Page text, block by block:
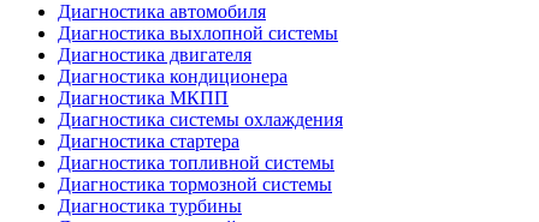
Диагностика автомобиля
Диагностика выхлопной системы
Диагностика двигателя
Диагностика кондиционера
Диагностика МКПП
Диагностика системы охлаждения
Диагностика стартера
Диагностика топливной системы
Диагностика тормозной системы
Диагностика турбины